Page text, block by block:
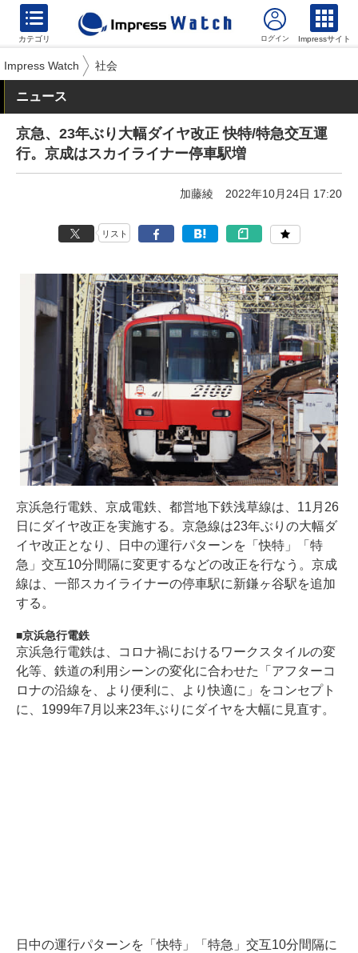
カテゴリ Impressサイト
Impress Watch 社会
ニュース
京急、23年ぶり大幅ダイヤ改正 快特/特急交互運
行。京成はスカイライナー停車駅増
加藤綾 2022年10月24日 17:20
リスト
京浜急行電鉄、京成電鉄、都営地下鉄浅草線は、11月26
日にダイヤ改正を実施する。京急線は23年ぶりの大幅ダ
イヤ改正となり、日中の運行パターンを「快特」「特
急」交互10分間隔に変更するなどの改正を行なう。京成
線は、一部スカイライナーの停車駅に新鎌ヶ谷駅を追加
する。
京浜急行電鉄
京浜急行電鉄は、コロナ禍におけるワークスタイルの変
化等、鉄道の利用シーンの変化に合わせた「アフターコ
ロナの沿線を、より便利に、より快適に」をコンセプト
に、1999年7月以来23年ぶりにダイヤを大幅に見直す。
日中の運行パターンを「快特」「特急」交互10分間隔に